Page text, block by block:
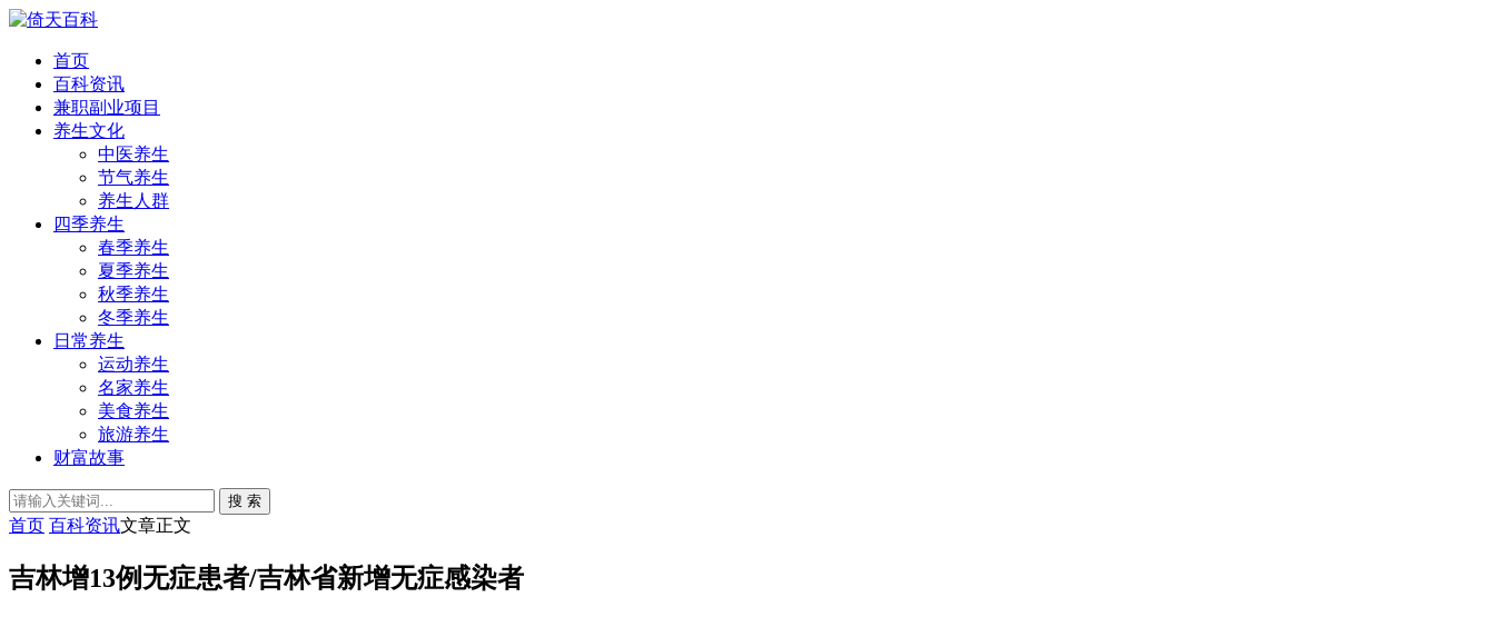
首页
百科资讯
兼职副业项目
养生文化
中医养生
节气养生
养生人群
四季养生
春季养生
夏季养生
秋季养生
冬季养生
日常养生
运动养生
名家养生
美食养生
旅游养生
财富故事
搜 索
首页 百科资讯文章正文
吉林增13例无症患者/吉林省新增无症感染者